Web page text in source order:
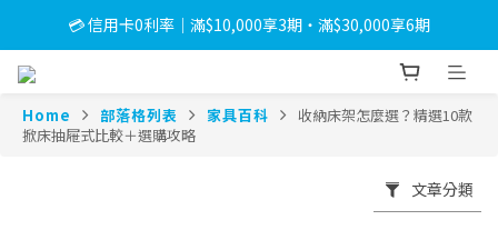
🎉 LINE會員綁定禮｜送$500折價券＋限量小燈箱
💳 信用卡0利率｜滿$10,000享3期・滿$30,000享6期
🐈 獸醫Emily專欄｜甲醛：居家隱形污染，守護毛孩
🎉 LINE會員綁定禮｜送$500折價券＋限量小燈箱
Home 部落格列表 家具百科
收納床架怎麼選？精選10款
掀床抽屜式比較＋選購攻略
文章分類